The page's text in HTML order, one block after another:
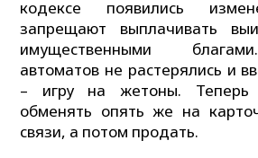
кодексе появились
запрещают выплачивать
имущественными
автоматов не растерялись и
– игру на жетоны.
обменять опять же на
связи, а потом продать.